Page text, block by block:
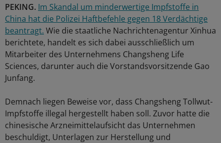
PEKING. Im Skandal um minderwertige Impfstoffe in
China hat die Polizei Haftbefehle gegen 18 Verdächtige
beantragt. Wie die staatliche Nachrichtenagentur Xinhua
berichtete, handelt es sich dabei ausschließlich um
Mitarbeiter des Unternehmens Changsheng Life
Sciences, darunter auch die Vorstandsvorsitzende Gao
Junfang.
Demnach liegen Beweise vor, dass Changsheng Tollwut-
Impfstoffe illegal hergestellt haben soll. Zuvor hatte die
chinesische Arzneimittelaufsicht das Unternehmen
beschuldigt, Unterlagen zur Herstellung und